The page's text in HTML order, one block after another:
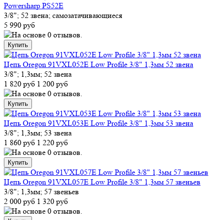
Powersharp PS52E
3/8"; 52 звена; самозатачивающиеся
5 990 руб
Цепь Oregon 91VXL052E Low Profile 3/8" 1,3мм 52 звена
3/8"; 1,3мм; 52 звена
1 820 руб 1 200 руб
Цепь Oregon 91VXL053E Low Profile 3/8" 1,3мм 53 звена
3/8"; 1,3мм; 53 звена
1 860 руб 1 220 руб
Цепь Oregon 91VXL057E Low Profile 3/8" 1,3мм 57 звеньев
3/8"; 1,3мм; 57 звеньев
2 000 руб 1 320 руб